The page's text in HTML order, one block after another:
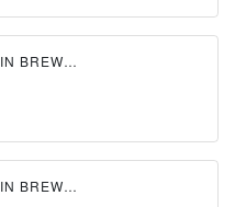
БАКУНИН / BAKUNIN BREWING CO.
БАКУНИН / BAKUNIN BREWING CO.